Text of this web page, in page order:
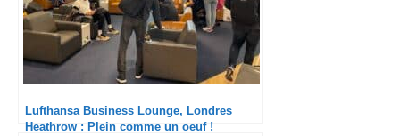
Lufthansa Business Lounge, Londres
Heathrow : Plein comme un oeuf !